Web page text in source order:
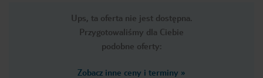
Ups, ta oferta nie jest dostępna.
Przygotowaliśmy dla Ciebie
podobne oferty:
Zobacz inne ceny i terminy »